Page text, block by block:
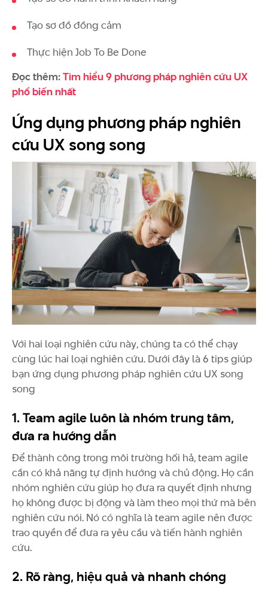
Tạo sơ đồ đồng cảm
Thực hiện Job To Be Done
Đọc thêm:Tìm hiểu 9 phương pháp nghiên cứu UX
phổ biến nhất
Ứng dụng phương pháp nghiên
cứu UX song song
Với hai loại nghiên cứu này, chúng ta có thể chạy
cùng lúc hai loại nghiên cứu. Dưới đây là 6 tips giúp
bạn ứng dụng phương pháp nghiên cứu UX song
song
1. Team agile luôn là nhóm trung tâm,
đưa ra hướng dẫn
Để thành công trong môi trường hối hả, team agile
cần có khả năng tự định hướng và chủ động. Họ cần
nhóm nghiên cứu giúp họ đưa ra quyết định nhưng
họ không được bị động và làm theo mọi thứ mà bên
nghiên cứu nói. Nó có nghĩa là team agile nên được
trao quyền để đưa ra yêu cầu và tiến hành nghiên
cứu.
2. Rõ ràng, hiệu quả và nhanh chóng